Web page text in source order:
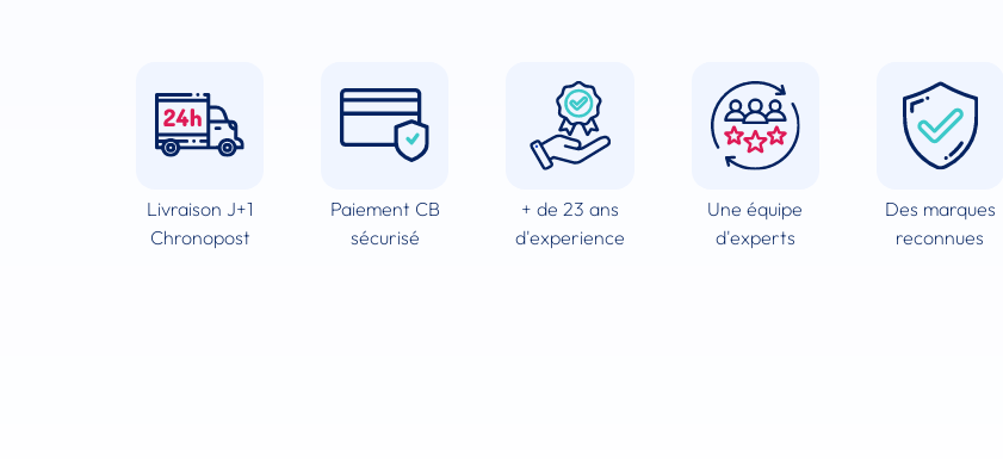
Livraison J+1
Chronopost
Paiement CB
sécurisé
+ de 23 ans
d'experience
Une équipe
d'experts
Des marques
reconnues